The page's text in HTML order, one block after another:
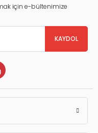
Türkiye Ülke Risk Primi
Görünüm, Gelişime Açık
için e-bültenimize
KAYDOL